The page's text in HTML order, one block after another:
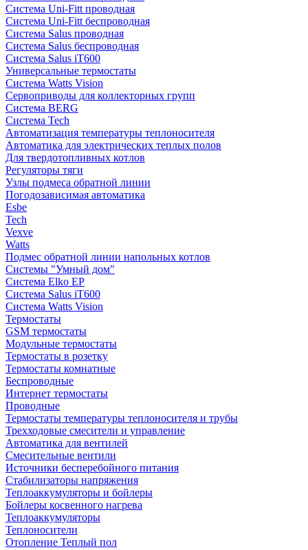
Система Uni-Fitt проводная
Система Uni-Fitt беспроводная
Система Salus проводная
Система Salus беспроводная
Система Salus iT600
Универсальные термостаты
Система Watts Vision
Сервоприводы для коллекторных групп
Система BERG
Система Tech
Автоматизация температуры теплоносителя
Автоматика для электрических теплых полов
Для твердотопливных котлов
Регуляторы тяги
Узлы подмеса обратной линии
Погодозависимая автоматика
Esbe
Tech
Vexve
Watts
Подмес обратной линии напольных котлов
Системы "Умный дом"
Система Elko EP
Система Salus iT600
Система Watts Vision
Термостаты
GSM термостаты
Модульные термостаты
Термостаты в розетку
Термостаты комнатные
Беспроводные
Интернет термостаты
Проводные
Термостаты температуры теплоносителя и трубы
Трехходовые смесители и управление
Автоматика для вентилей
Смесительные вентили
Источники бесперебойного питания
Стабилизаторы напряжения
Теплоаккумуляторы и бойлеры
Бойлеры косвенного нагрева
Теплоаккумуляторы
Теплоносители
Отопление Теплый пол